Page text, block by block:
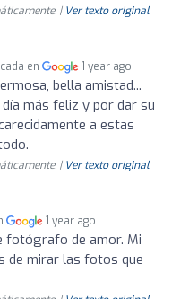
| Ver texto original
en 1 year ago
bella amistad...
más feliz y por dar su
a estas
| Ver texto original
1 year ago
fotógrafo de amor. Mi
de mirar las fotos que